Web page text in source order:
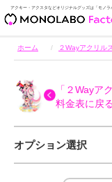
アクキー・アクスタなどオリジナルグッズは「モノラ
ホーム ２Wayアクリル
「２Wayア
料金表に戻
オプション選択